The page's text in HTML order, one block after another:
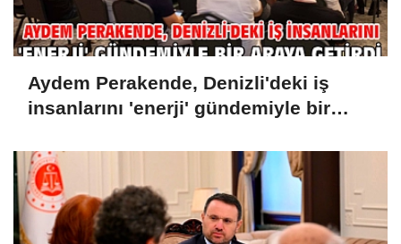
Aydem Perakende, Denizli'deki iş
insanlarını 'enerji' gündemiyle bir